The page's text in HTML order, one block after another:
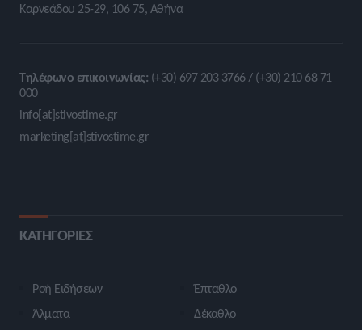
Καρνεάδου 25-29, 106 75, Αθήνα
Τηλέφωνο επικοινωνίας: (+30) 697 203 3766 / (+30) 210 68 71
000
info[at]stivostime.gr
marketing[at]stivostime.gr
ΚΑΤΗΓΟΡΙΕΣ
Ροή Ειδήσεων
Άλματα
Έπταθλο
Δέκαθλο